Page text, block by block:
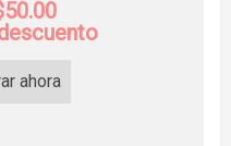
ahora